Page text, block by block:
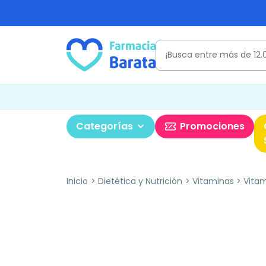
Categorías Promociones
Inicio Dietética y Nutrición Vitaminas